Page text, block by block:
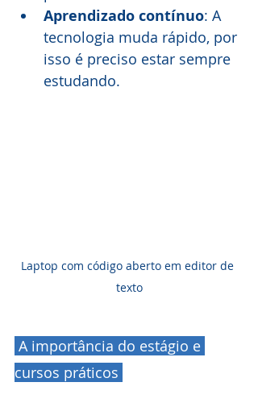
Aprendizado contínuo: A
tecnologia muda rápido, por
isso é preciso estar sempre
estudando.
Laptop com código aberto em editor de
texto
cursos práticos